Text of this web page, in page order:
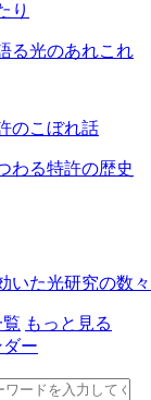
り
る光のあれこれ
のこぼれ話
わる特許の歴史
いた光研究の数々
もっと見る
ー